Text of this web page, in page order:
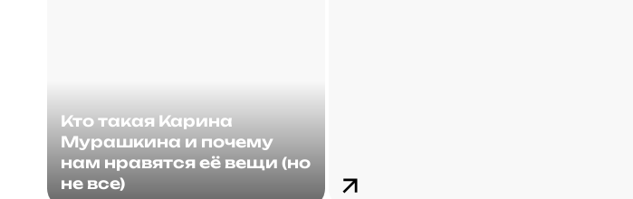
Кто такая Карина
Мурашкина и почему
нам нравятся её вещи (но
не все)